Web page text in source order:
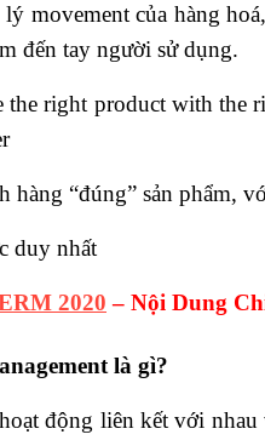
movement của hàng
đến tay người sử dụng.
right product with the
hàng “đúng” sản phẩm,
duy nhất
2020 – Nội Dung
là gì?
động liên kết với